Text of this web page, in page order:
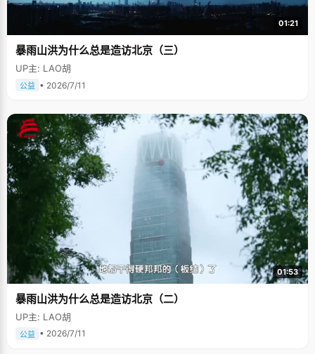
01:21
暴雨山洪为什么总是造访北京（三）
UP主: LAO胡
公益 • 2026/7/11
01:53
暴雨山洪为什么总是造访北京（二）
UP主: LAO胡
公益 • 2026/7/11